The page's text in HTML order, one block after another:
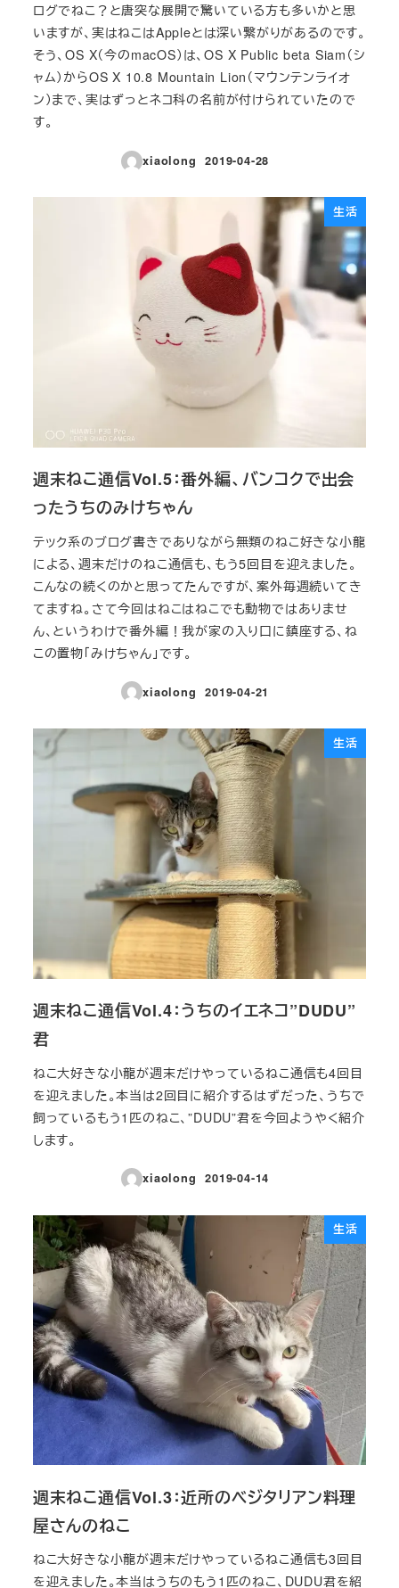
ログでねこ？と唐突な展開で驚いている方も多いかと思
いますが、実はねこはAppleとは深い繋がりがあるのです。
そう、OS X（今のmacOS）は、OS X Public beta Siam（シ
ャム）からOS X 10.8 Mountain Lion（マウンテンライオ
ン）まで、実はずっとネコ科の名前が付けられていたので
す。
xiaolong
投稿日
2019-04-28
生活
週末ねこ通信Vol.5：番外編、バンコクで出会
ったうちのみけちゃん
テック系のブログ書きでありながら無類のねこ好きな小龍
による、週末だけのねこ通信も、もう5回目を迎えました。
こんなの続くのかと思ってたんですが、案外毎週続いてき
てますね。さて今回はねこはねこでも動物ではありませ
ん、というわけで番外編！我が家の入り口に鎮座する、ね
この置物「みけちゃん」です。
xiaolong
投稿日
2019-04-21
生活
週末ねこ通信Vol.4：うちのイエネコ”DUDU”
君
ねこ大好きな小龍が週末だけやっているねこ通信も4回目
を迎えました。本当は2回目に紹介するはずだった、うちで
飼っているもう1匹のねこ、”DUDU”君を今回ようやく紹介
します。
xiaolong
投稿日
2019-04-14
生活
週末ねこ通信Vol.3：近所のベジタリアン料理
屋さんのねこ
ねこ大好きな小龍が週末だけやっているねこ通信も3回目
を迎えました。本当はうちのもう1匹のねこ、DUDU君を紹